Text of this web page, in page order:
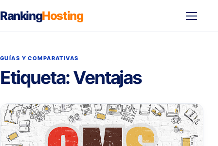
RankingHosting
GUÍAS Y COMPARATIVAS
Etiqueta:Ventajas